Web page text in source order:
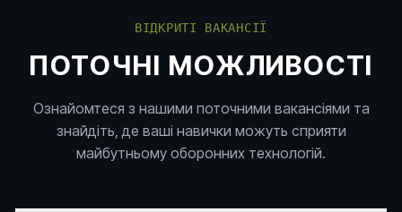
ВІДКРИТІ ВАКАНСІЇ
ПОТОЧНІ МОЖЛИВОСТІ
Ознайомтеся з нашими поточними вакансіями та
знайдіть, де ваші навички можуть сприяти
майбутньому оборонних технологій.